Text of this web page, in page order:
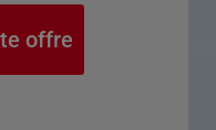
offre